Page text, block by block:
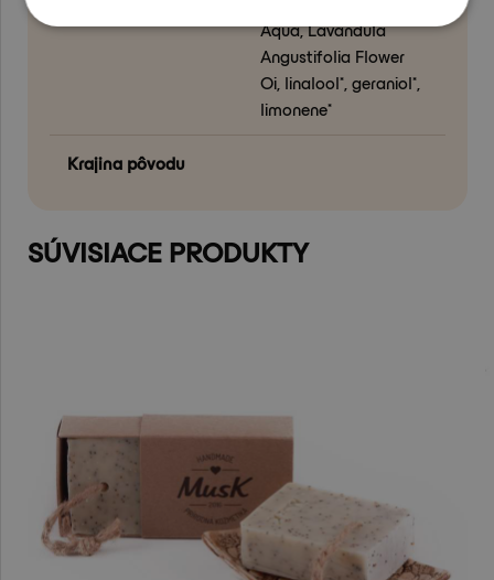
Aqua, Lavandula
Angustifolia Flower
Oi, linalool*, geraniol*,
limonene*
Krajina pôvodu
SÚVISIACE PRODUKTY